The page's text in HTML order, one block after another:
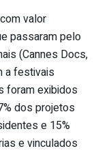
valor
passaram pelo
(Cannes Docs,
a festivais
foram exibidos
dos projetos
e 15%
e vinculados